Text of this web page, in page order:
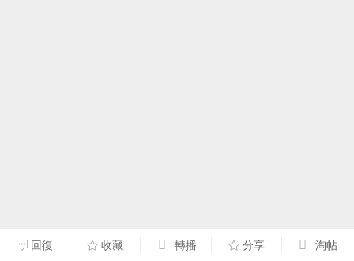
回復 收藏 轉播 分享 淘帖